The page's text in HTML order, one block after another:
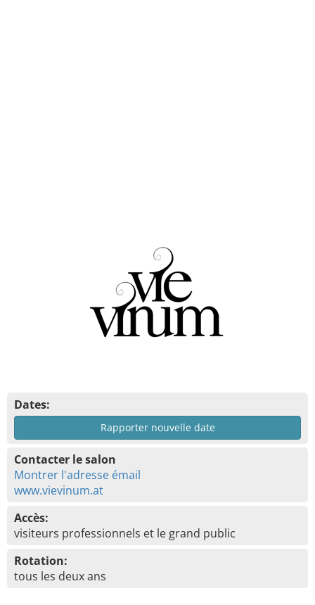
Dates:
Rapporter nouvelle date
Contacter le salon
Montrer l'adresse émail
www.vievinum.at
Accès:
visiteurs professionnels et le grand public
Rotation:
tous les deux ans